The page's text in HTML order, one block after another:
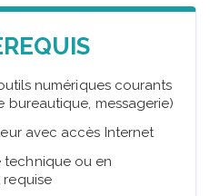
numériques courants
bureautique, messagerie)
avec accès Internet
ou en
requise